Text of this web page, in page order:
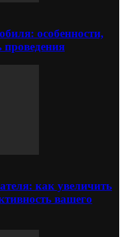
особенности,
как увеличить
вашего